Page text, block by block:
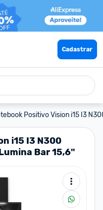
Cadastrar
Positivo Vision i15 I3
i15 I3 N300
Bar 15,6''